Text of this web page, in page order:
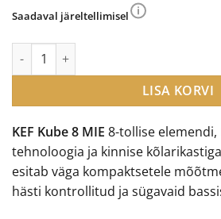
oli:
KEF Kube 8 MIE 8-tollise elemendi,
tehnoloogia ja kinnise
esitab väga kompaktsetele
hästi kontrollitud ja sügavaid
Saadaval järeltellimisel
KEF Kube 8 MIE subwoofer kogus
LISA KORVI